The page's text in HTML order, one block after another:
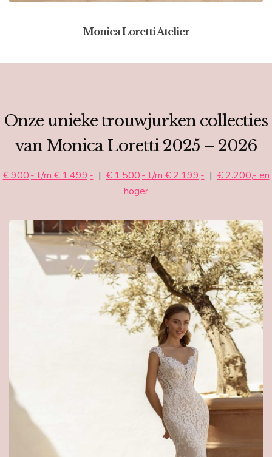
Monica Loretti Atelier
Onze unieke trouwjurken collecties
van Monica Loretti 2025 – 2026
€ 900,- t/m € 1.499,-|€ 1.500,- t/m € 2.199,-|€ 2.200,- en
hoger